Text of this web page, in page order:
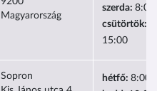
Magyarország
szerda:
csütörtök:
15:00
Sopron
hétfő: 8:00-